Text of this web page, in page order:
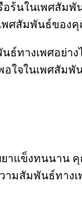
นในเพศสัมพั
สัมพันธ์ของคุ
างเพศอย่า
อใจในเพศสัม
าแข็งทนนา
มสัมพันธ์ทาง